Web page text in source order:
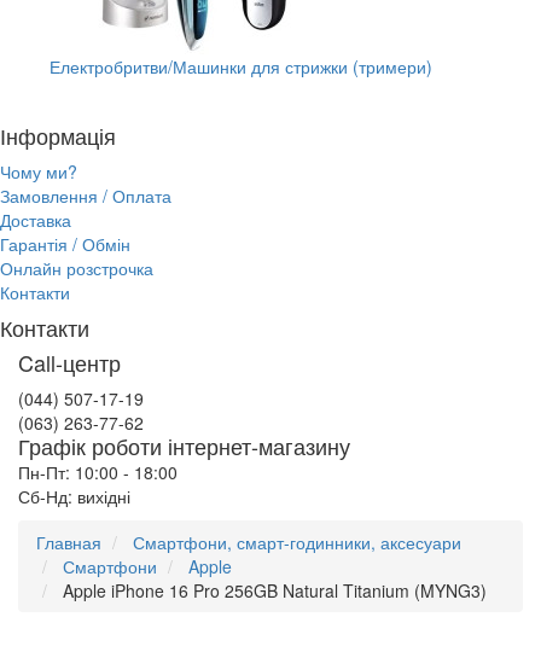
Електробритви/Машинки для стрижки (тримери)
Інформація
Чому ми?
Замовлення / Оплата
Доставка
Гарантія / Обмін
Онлайн розстрочка
Контакти
Контакти
Call-центр
(044) 507-17-19
(063) 263-77-62
Графік роботи інтернет-магазину
Пн-Пт: 10:00 - 18:00
Сб-Нд: вихідні
Главная
Смартфони, смарт-годинники, аксесуари
Смартфони
Apple
Apple iPhone 16 Pro 256GB Natural Titanium (MYNG3)